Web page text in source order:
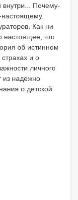
внутри... Почему-
Как ни
настоящее, что
об истинном
и о
личного
из надежно
о детской